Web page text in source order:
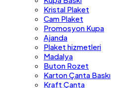
Kristal Plaket
Cam Plaket
Promosyon Kupa
Ajanda
Plaket hizmetleri
Madalya
Buton Rozet
Karton Çanta Baskı
Kraft Çanta